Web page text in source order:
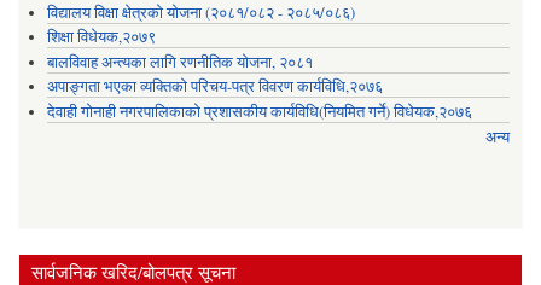
विद्यालय विक्षा क्षेत्रको योजना (२०८१/०८२ - २०८५/०८६)
शिक्षा विधेयक,२०७९
बालविवाह अन्त्यका लागि रणनीतिक योजना, २०८१
अपाङ्गता भएका व्यक्तिको परिचय-पत्र विवरण कार्यविधि,२०७६
देवाही गोनाही नगरपालिकाको प्रशासकीय कार्यविधि(नियमित गर्ने) विधेयक,२०७६
अन्य
सार्वजनिक खरिद/बोलपत्र सूचना